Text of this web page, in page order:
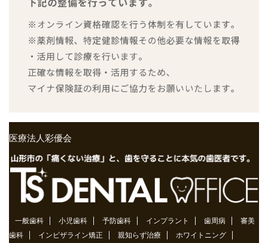
医療法人彩優会
一般歯科 小児歯科 予防歯科 インプラント 歯周病
審美
歯科
インビザライン矯正 親知らず治療 ホワイトニング